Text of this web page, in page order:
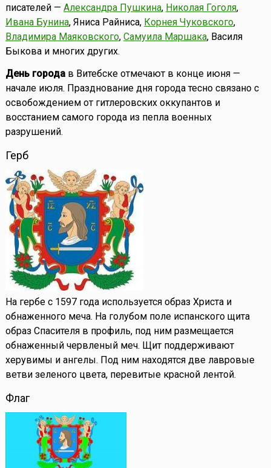
писателей — Александра Пушкина, Николая Гоголя,
Ивана Бунина, Яниса Райниса, Корнея Чуковского,
Владимира Маяковского, Самуила Маршака, Василя
Быкова и многих других.
День городав Витебске отмечают в конце июня —
начале июля. Празднование дня города тесно связано с
освобождением от гитлеровских оккупантов и
восстанием самого города из пепла военных
разрушений.
Герб
На гербе с 1597 года используется образ Христа и
обнаженного меча. На голубом поле испанского щита
образ Спасителя в профиль, под ним размещается
обнаженный червленый меч. Щит поддерживают
херувимы и ангелы. Под ним находятся две лавровые
ветви зеленого цвета, перевитые красной лентой.
Флаг